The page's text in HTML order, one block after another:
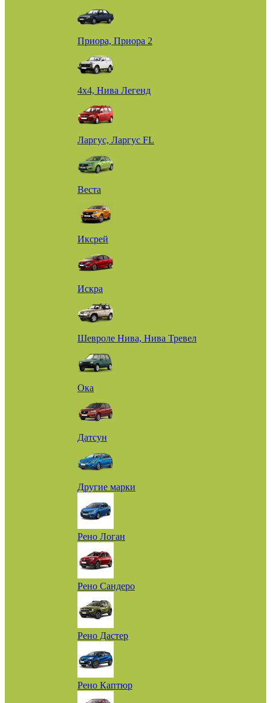
Приора, Приора 2
4х4, Нива Легенд
Ларгус, Ларгус FL
Веста
Иксрей
Искра
Шевроле Нива, Нива Тревел
Ока
Датсун
Другие марки
Рено Логан
Рено Сандеро
Рено Дастер
Рено Каптюр